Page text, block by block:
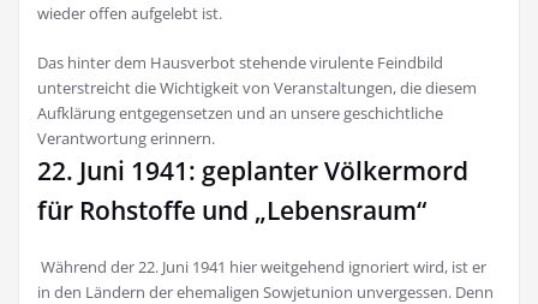
wieder offen aufgelebt ist.
Das hinter dem Hausverbot stehende virulente Feindbild
unterstreicht die Wichtigkeit von Veranstaltungen, die diesem
Aufklärung entgegensetzen und an unsere geschichtliche
Verantwortung erinnern.
22. Juni 1941: geplanter Völkermord
für Rohstoffe und „Lebensraum“
Während der 22. Juni 1941 hier weitgehend ignoriert wird, ist er
in den Ländern der ehemaligen Sowjetunion unvergessen. Denn